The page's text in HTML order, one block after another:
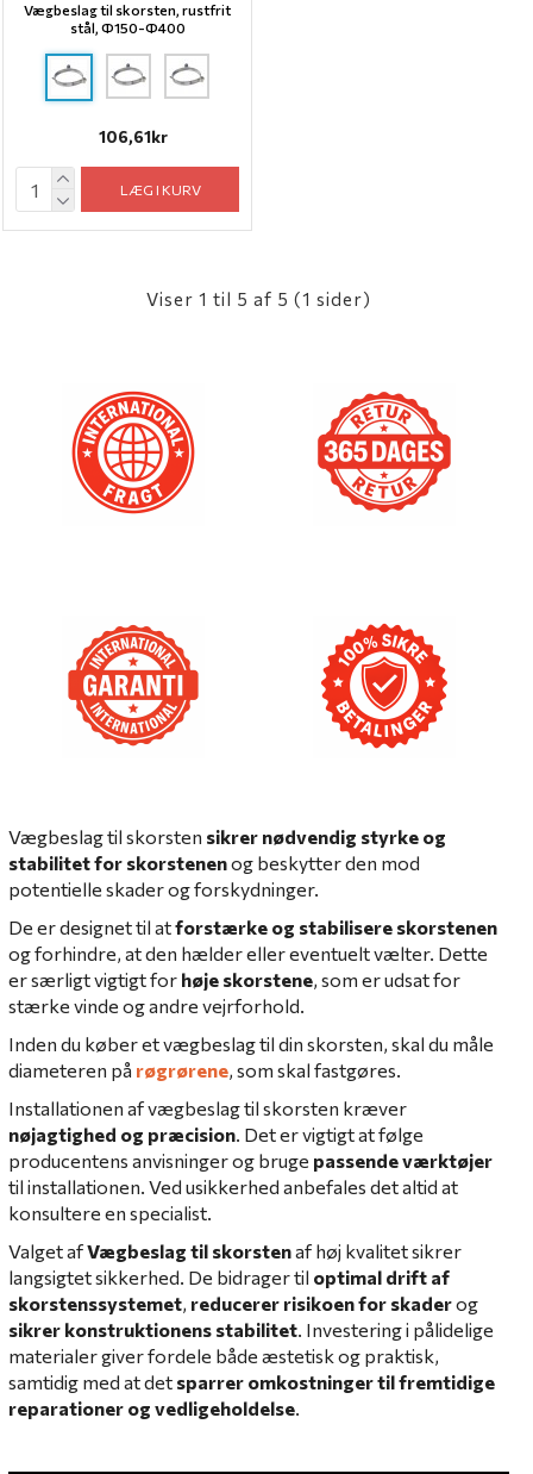
Vægbeslag til skorsten, rustfrit
stål, Ф150-Ф400
106,61kr
LÆG I KURV
Viser 1 til 5 af 5 (1 sider)
Vægbeslag til skorsten sikrer nødvendig styrke og
stabilitet for skorstenenog beskytter den mod
potentielle skader og forskydninger.
De er designet til atforstærke og stabilisere skorstenen
og forhindre, at den hælder eller eventuelt vælter. Dette
er særligt vigtigt for høje skorstene, som er udsat for
stærke vinde og andre vejrforhold.
Inden du køber et vægbeslag til din skorsten, skal du måle
diameteren på røgrørene, som skal fastgøres.
Installationen af vægbeslag til skorsten kræver
nøjagtighed og præcision. Det er vigtigt at følge
producentens anvisninger og bruge passende værktøjer
til installationen. Ved usikkerhed anbefales det altid at
konsultere en specialist.
Valget afVægbeslag til skorstenaf høj kvalitet sikrer
langsigtet sikkerhed. De bidrager til optimal drift af
skorstenssystemet, reducerer risikoen for skaderog
sikrer konstruktionens stabilitet. Investering i pålidelige
materialer giver fordele både æstetisk og praktisk,
samtidig med at det sparrer omkostninger til fremtidige
reparationer og vedligeholdelse.